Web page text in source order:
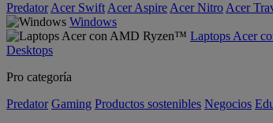
Predator Acer Swift Acer Aspire Acer Nitro Acer
Windows
Laptops Acer
Desktops
Pro categoría
Predator Gaming Productos sostenibles Negocios